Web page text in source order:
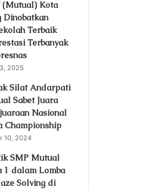
Kota
Dinobatkan
Terbaik
Terbanyak
2025
Silat Andarpati
Sabet Juara
Nasional
Championship
10, 2024
SMP Mutual
1 dalam Lomba
Solving di